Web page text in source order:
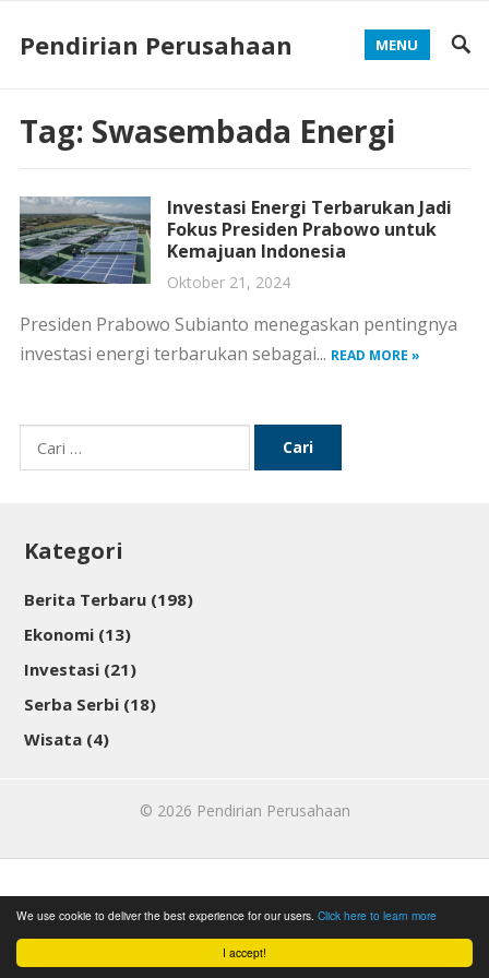
I accept!
We use cookie to deliver the best experience for our users. Click here to learn more
Pendirian Perusahaan MENU
Tag: Swasembada Energi
Investasi Energi Terbarukan Jadi
Fokus Presiden Prabowo untuk
Kemajuan Indonesia
Oktober 21, 2024
Presiden Prabowo Subianto menegaskan pentingnya
investasi energi terbarukan sebagai... READ MORE »
Cari
untuk:
Kategori
Berita Terbaru (198)
Ekonomi (13)
Investasi (21)
Serba Serbi (18)
Wisata (4)
© 2026 Pendirian Perusahaan